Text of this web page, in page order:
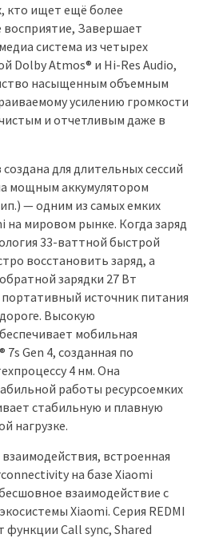
кто ищет ещё более
восприятие, Завершает
система из четырех
Dolby Atmos® и Hi-Res Audio,
насыщенным объемным
усилению громкости
и отчетливым даже в
для длительных сессий
мощным аккумулятором
— одним из самых емких
на мировом рынке. Когда заряд
33-ваттной быстрой
восстановить заряд, а
зарядки 27 Вт
источник питания
Высокую
мобильная
Gen 4, созданная по
4 нм. Она
работы ресурсоемких
стабильную и плавную
нагрузке.
встроенная
на базе Xiaomi
взаимодействие с
Xiaomi. Серия REDMI
функции Call sync, Shared